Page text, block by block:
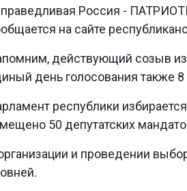
Россия -
на сайте
действующий созыв
день голосования также 8
республики
50 депутатских
и проведении